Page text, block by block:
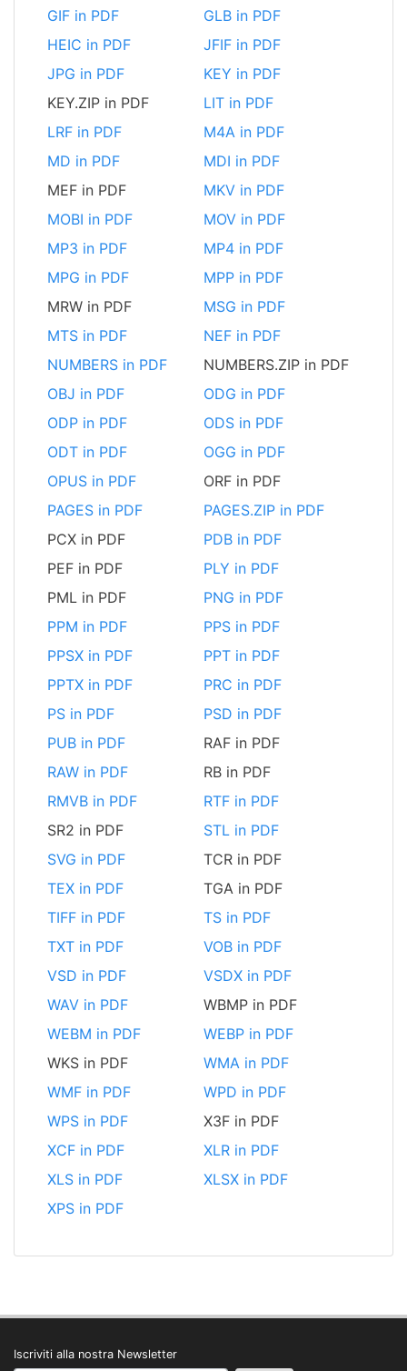
GIF in PDF
GLB in PDF
HEIC in PDF
JFIF in PDF
JPG in PDF
KEY in PDF
KEY.ZIP in PDF
LIT in PDF
LRF in PDF
M4A in PDF
MD in PDF
MDI in PDF
MEF in PDF
MKV in PDF
MOBI in PDF
MOV in PDF
MP3 in PDF
MP4 in PDF
MPG in PDF
MPP in PDF
MRW in PDF
MSG in PDF
MTS in PDF
NEF in PDF
NUMBERS in PDF
NUMBERS.ZIP in PDF
OBJ in PDF
ODG in PDF
ODP in PDF
ODS in PDF
ODT in PDF
OGG in PDF
OPUS in PDF
ORF in PDF
PAGES in PDF
PAGES.ZIP in PDF
PCX in PDF
PDB in PDF
PEF in PDF
PLY in PDF
PML in PDF
PNG in PDF
PPM in PDF
PPS in PDF
PPSX in PDF
PPT in PDF
PPTX in PDF
PRC in PDF
PS in PDF
PSD in PDF
PUB in PDF
RAF in PDF
RAW in PDF
RB in PDF
RMVB in PDF
RTF in PDF
SR2 in PDF
STL in PDF
SVG in PDF
TCR in PDF
TEX in PDF
TGA in PDF
TIFF in PDF
TS in PDF
TXT in PDF
VOB in PDF
VSD in PDF
VSDX in PDF
WAV in PDF
WBMP in PDF
WEBM in PDF
WEBP in PDF
WKS in PDF
WMA in PDF
WMF in PDF
WPD in PDF
WPS in PDF
X3F in PDF
XCF in PDF
XLR in PDF
XLS in PDF
XLSX in PDF
XPS in PDF
Iscriviti alla nostra Newsletter